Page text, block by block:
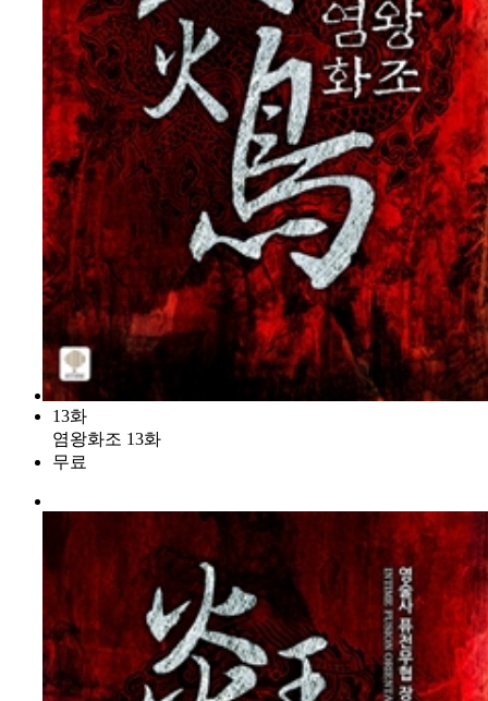
13화
염왕화조 13화
무료